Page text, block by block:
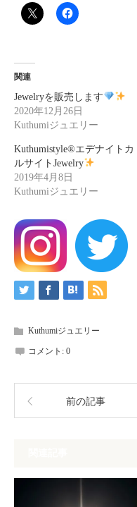
関連
Jewelryを販売します
2020年12月26日
Kuthumiジュエリー
Kuthumistyle®エデナイトカ
ルサイトJewelry
2019年4月8日
Kuthumiジュエリー
Kuthumiジュエリー
コメント: 0
前の記事